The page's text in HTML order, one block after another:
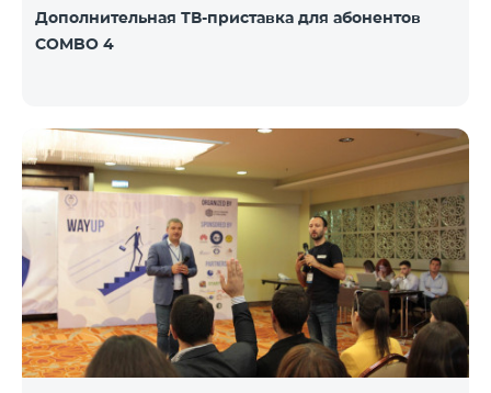
Дополнительная ТВ-приставка для абонентов
COMBO 4